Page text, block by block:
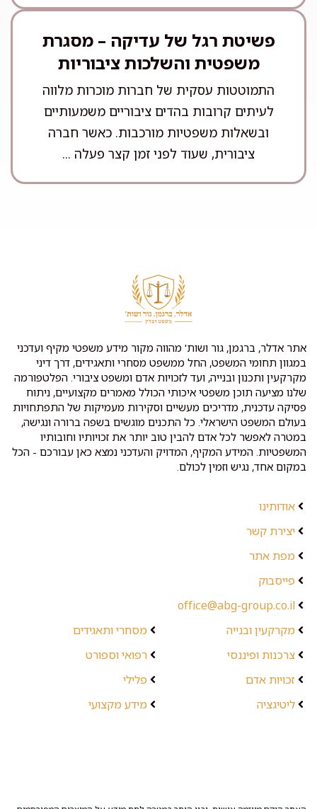
פשיטת רגל של עדיקה – מסגרת
משפטית והשלכות ציבוריות
התמוטטות עסקית של חברות מוכרות מלווה
לעיתים קרובות בהדים ציבוריים משמעותיים
ובשאלות משפטיות מורכבות. כאשר חברה
ציבורית, שעוד לפני זמן קצר פעלה ...
אתר אדלר, ברגמן, גור ושות' מהווה מקור מידע משפטי מקיף ועדכני
במגוון תחומי המשפט, החל ממשפט מסחרי ותאגידים, דרך דיני
מקרקעין ותכנון ובנייה, ועד לזכויות אדם ומשפט ציבורי. הפלטפורמה
שלנו מציעה תוכן משפטי איכותי הכולל מאמרים מקצועיים, ניתוח
פסיקה עדכנית, מדריכים מעשיים וסקירות מעמיקות של התפתחויות
בעולם המשפט הישראלי. כל התכנים מוגשים בשפה ברורה ונגישה,
במטרה לאפשר לכל אדם להבין טוב יותר את זכויותיו וחובותיו
המשפטיות. המידע המקיף, המדויק והעדכני נמצא כאן עבורכם - הכל
במקום אחד, נגיש וזמין לכולם.
אודותינו
יצירת קשר
מפת אתר
פייסבוק
office@abg-group.co.il
מקרקעין ובנייה
צרכנות ופיננסי
זכויות אדם
ליטיגציה
מסחרי ותאגידים
רפואי וספורט
פלילי
מידע מקצועי